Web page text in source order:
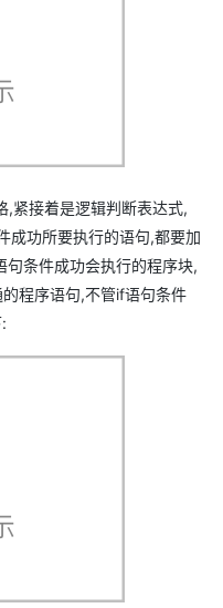
,紧接着是逻辑判断表达式,
成功所要执行的语句,都要加
句条件成功会执行的程序块,
程序语句,不管if语句条件